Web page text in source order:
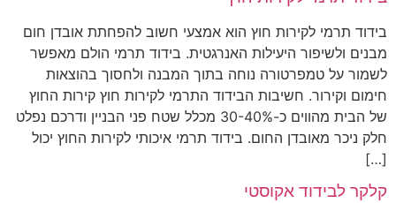
בידוד תרמי לקירות חוץ הוא אמצעי חשוב להפחתת אובדן חום
מבנים ולשיפור היעילות האנרגטית. בידוד תרמי הולם מאפשר
לשמור על טמפרטורה נוחה בתוך המבנה ולחסוך בהוצאות
חימום וקירור. חשיבות הבידוד התרמי לקירות חוץ קירות החוץ
של הבית מהווים כ-30-40% מכלל שטח פני הבניין ודרכם נפלט
חלק ניכר מאובדן החום. בידוד תרמי איכותי לקירות החוץ יכול
[…]
קלקר לבידוד אקוסטי